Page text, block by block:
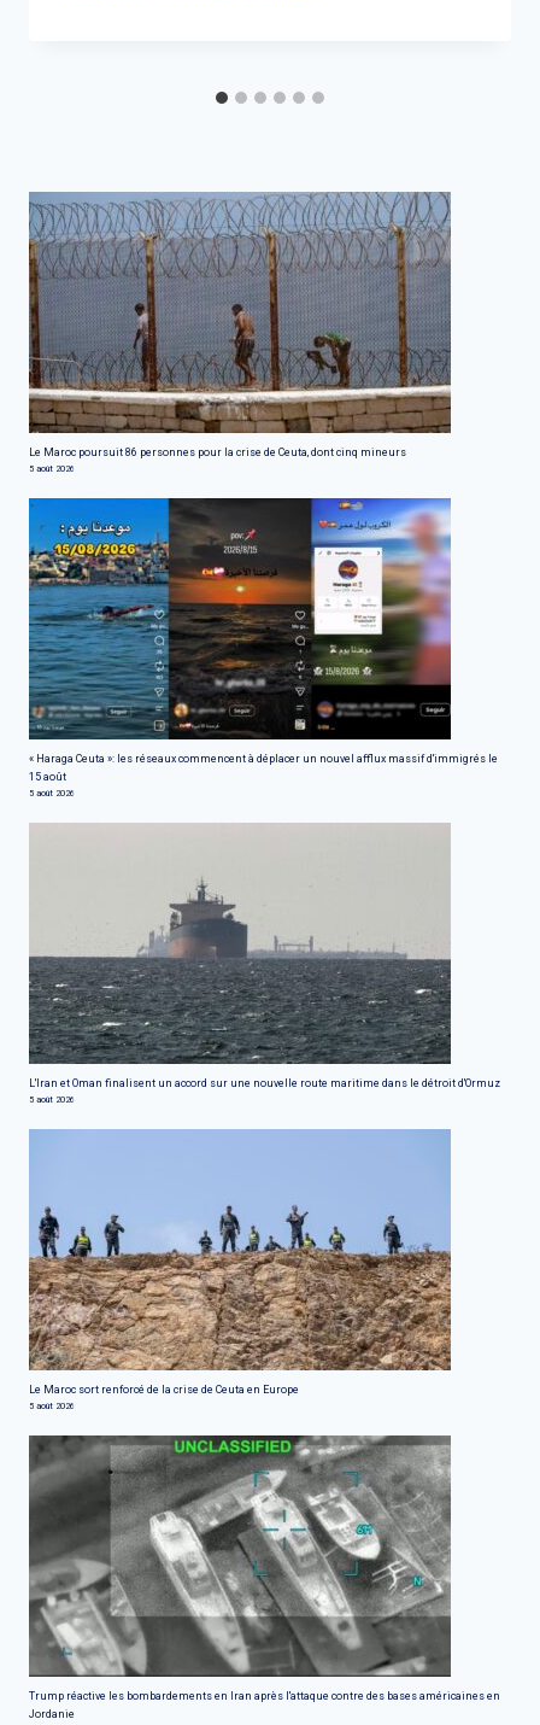
Le Maroc poursuit 86 personnes pour la crise de Ceuta, dont cinq mineurs
5 août 2026
« Haraga Ceuta »: les réseaux commencent à déplacer un nouvel afflux massif d'immigrés le
15 août
5 août 2026
L'Iran et Oman finalisent un accord sur une nouvelle route maritime dans le détroit d'Ormuz
5 août 2026
Le Maroc sort renforcé de la crise de Ceuta en Europe
5 août 2026
Trump réactive les bombardements en Iran après l'attaque contre des bases américaines en
Jordanie